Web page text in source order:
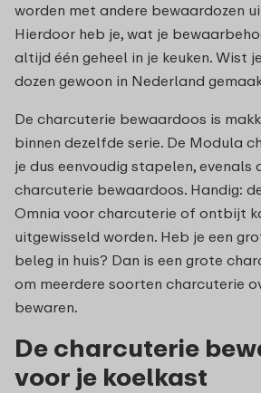
worden met andere bewaardozen
Hierdoor heb je, wat je
altijd één geheel in je keuken. Wist
dozen gewoon in Nederland
De charcuterie bewaardoos is
binnen dezelfde serie. De Modula
je dus eenvoudig stapelen, evenals
charcuterie bewaardoos. Handig:
Omnia voor charcuterie of ontbijt
uitgewisseld worden. Heb je een
beleg in huis? Dan is een grote
om meerdere soorten charcuterie
bewaren.
De charcuterie
voor je koelkast